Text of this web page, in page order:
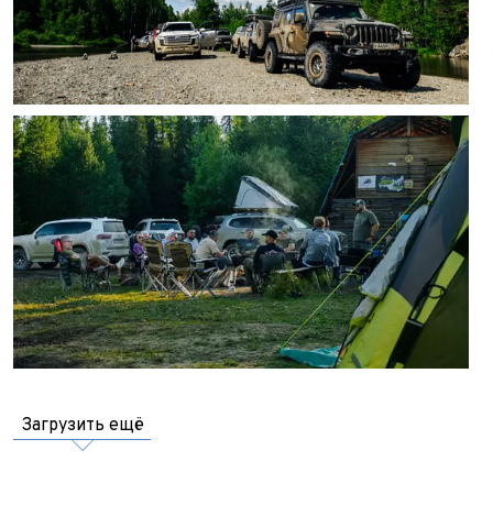
Загрузить ещё